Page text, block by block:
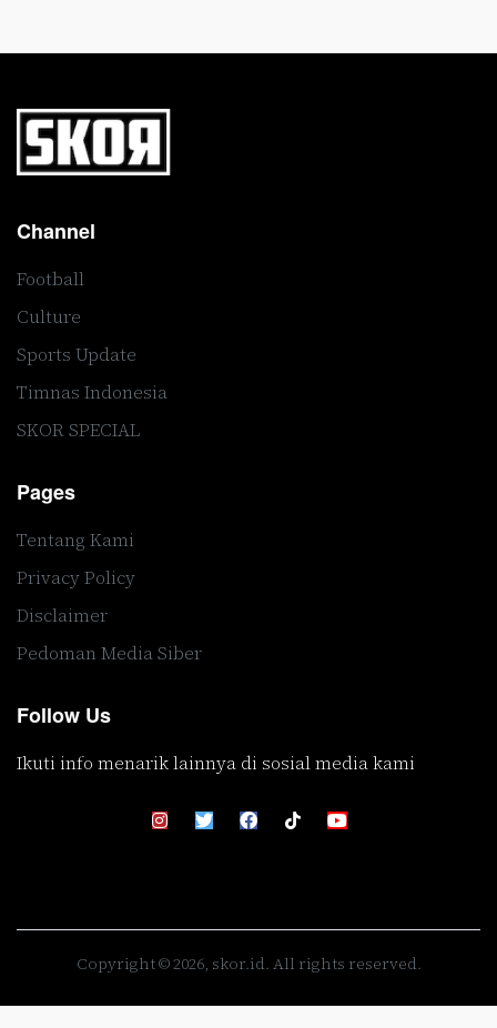
Channel
Football
Culture
Sports Update
Timnas Indonesia
SKOR SPECIAL
Pages
Tentang Kami
Privacy Policy
Disclaimer
Pedoman Media Siber
Follow Us
Ikuti info menarik lainnya di sosial media kami
Copyright © 2026, skor.id. All rights reserved.